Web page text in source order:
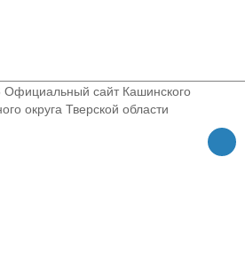
сайт Кашинского
округа Тверской области